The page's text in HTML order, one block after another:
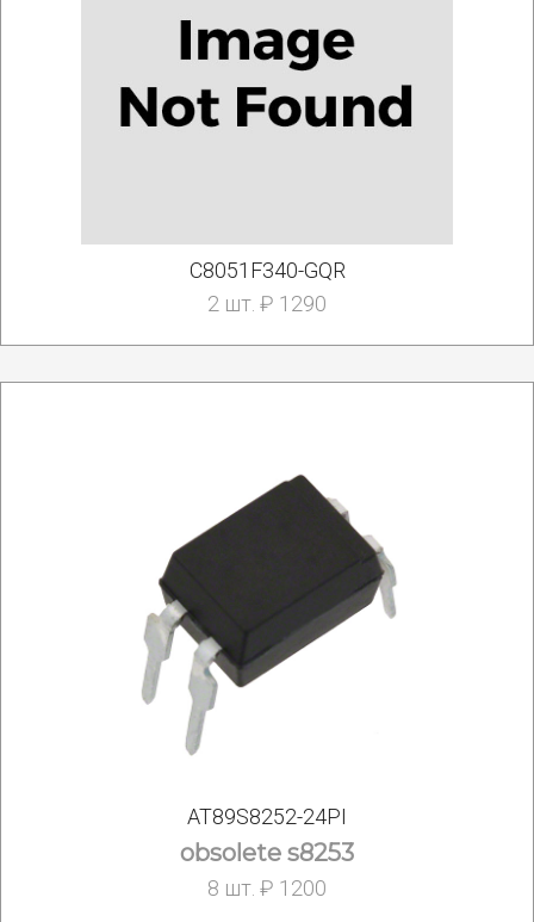
C8051F340-GQR
2 шт. ₽ 1290
AT89S8252-24PI
obsolete s8253
8 шт. ₽ 1200